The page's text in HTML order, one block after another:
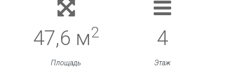
47,6 м2
Площадь
4
Этаж